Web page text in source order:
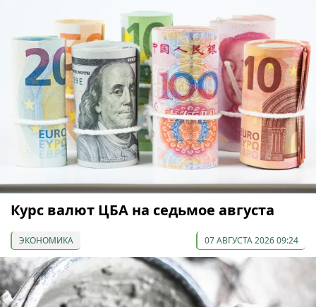
Курс валют ЦБА на седьмое августа
ЭКОНОМИКА 07 АВГУСТА 2026 09:24